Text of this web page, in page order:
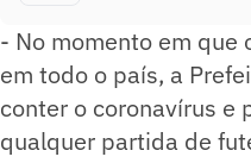
- No momento em que
em todo o país, a
conter o coronavírus e
qualquer partida de